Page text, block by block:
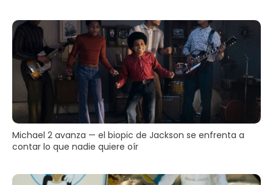
Michael 2 avanza — el biopic de Jackson se enfrenta a
contar lo que nadie quiere oír